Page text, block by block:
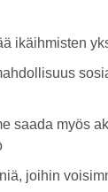
myös
voisimme